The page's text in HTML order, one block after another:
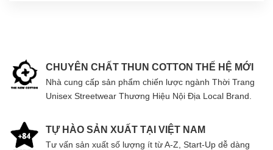
CHUYÊN CHẤT THUN COTTON THẾ HỆ MỚI
Nhà cung cấp sản phẩm chiến lược ngành Thời Trang
Unisex Streetwear Thương Hiệu Nội Địa Local Brand.
TỰ HÀO SẢN XUẤT TẠI VIỆT NAM
Tư vấn sản xuất số lượng ít từ A-Z, Start-Up dễ dàng